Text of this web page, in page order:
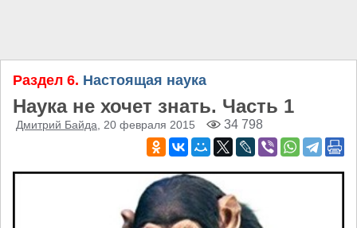
Раздел 6. Настоящая наука
Наука не хочет знать. Часть 1
Дмитрий Байда , 20 февраля 2015 34 798